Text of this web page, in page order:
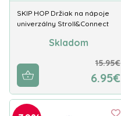
SKIP HOP Držiak na nápoje
univerzálny Stroll&Connect
Skladom
15.95€
6.95€